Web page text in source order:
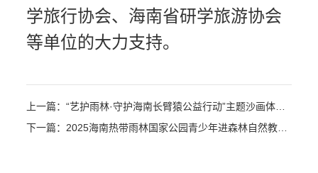
学旅行协会、海南省研学旅游协会
等单位的大力支持。